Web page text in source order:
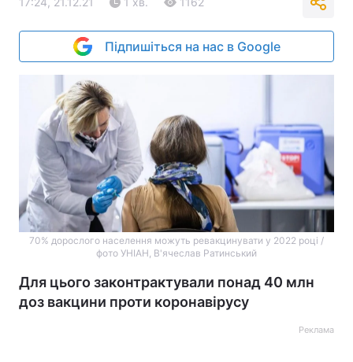
Підпишіться на нас в Google
70% дорослого населення можуть ревакцинувати у 2022 році /
фото УНІАН, В'ячеслав Ратинський
Для цього законтрактували понад 40 млн
доз вакцини проти коронавірусу
Реклама